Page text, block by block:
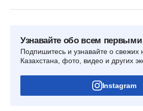
Узнавайте обо всем первыми
Подпишитесь и узнавайте о свежих
Казахстана, фото, видео и других
Instagram